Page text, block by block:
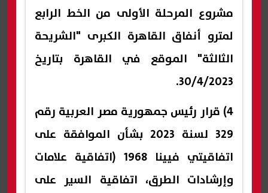
مشروع المرحلة الأولى من الخط الرابع
لمترو أنفاق القاهرة الكبرى "الشريحة
الثالثة" الموقع في القاهرة بتاريخ
30/4/2023.
4) قرار رئيس جمهورية مصر العربية رقم
329 لسنة 2023 بشأن الموافقة على
اتفاقيتي فيينا 1968 (اتفاقية علامات
وإرشادات الطرق، اتفاقية السير على